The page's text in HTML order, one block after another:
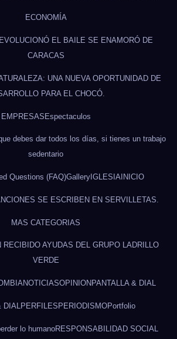
ECONOMÍA
EL BAILE SE ENAMORÓ DE
CARACAS
UNA NUEVA OPORTUNIDAD DE
PARA EL CHOCÓ.
EMPRESASEspectaculos
debes dar todos los días, si tienes un trabajo
sedentario
Questions (FAQ)GalleryIGLESIAINICIO
SE ESCRIBEN EN SERVILLETAS.
MAS CATEGORIAS
RECIBIDO AYUDAS DEL GRUPO LADRILLO
VERDE
NOTICIASOPINION PANTALLA & DIAL
DIALPERFILES PERIODISMOPortfolio
lo humanoRESPONSABILIDAD SOCIAL